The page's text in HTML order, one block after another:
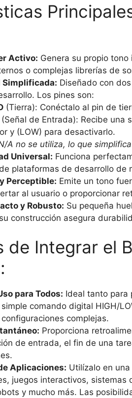
Activo: Genera su propio
o complejas librerías de
Simplificada: Diseñado con
Los pines son:
(Tierra): Conéctalo al pin de
de Entrada): Recibe una
y (LOW) para desactivarlo.
A no se utiliza, lo que
Universal: Funciona
plataformas de desarrollo de
Perceptible: Emite un tono
al usuario o proporcionar
y Robusto: Su pequeña
construcción asegura
de Integrar el
para Todos: Ideal tanto para
comando digital HIGH/
complejas.
Proporciona
de entrada, el fin de una
Aplicaciones: Utilízalo en
juegos interactivos,
y mucho más. Las